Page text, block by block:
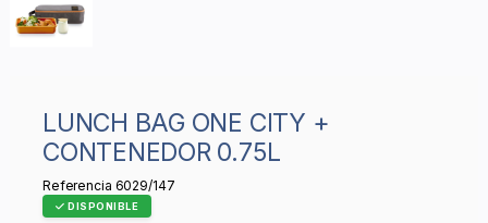
LUNCH BAG ONE CITY +
CONTENEDOR 0.75L
Referencia 6029/147
DISPONIBLE